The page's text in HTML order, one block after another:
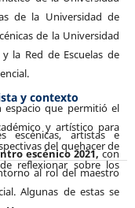
de la Universidad de
de la Universidad
y la Red de Escuelas de
espacio que permitió el
y artístico para
del quehacer de
reflexionar sobre los
y contexto
escénicas, artistas e
escénico 2021,con
al rol del maestro
Algunas de estas se